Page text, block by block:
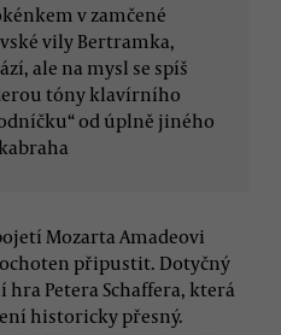
v zamčené
vily Bertramka,
ale na mysl se spíš
tóny klavírního
od úplně jiného
Mozarta Amadeovi
připustit. Dotyčný
Petera Schaffera, která
historicky přesný.